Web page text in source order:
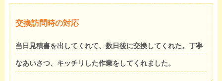
交換訪問時の対応
当日見積書を出してくれて、数日後に交換してくれた。丁寧
なあいさつ、キッチリした作業をしてくれました。